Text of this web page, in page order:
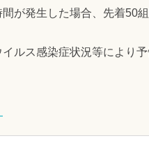
が発生した場合、先着50
ルス感染症状況等により